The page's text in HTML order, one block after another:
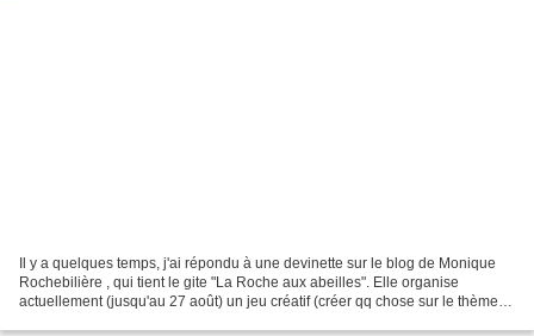
Il y a quelques temps, j'ai répondu à une devinette sur le blog de Monique
Rochebilière , qui tient le gite "La Roche aux abeilles". Elle organise
actuellement (jusqu'au 27 août) un jeu créatif (créer qq chose sur le thème